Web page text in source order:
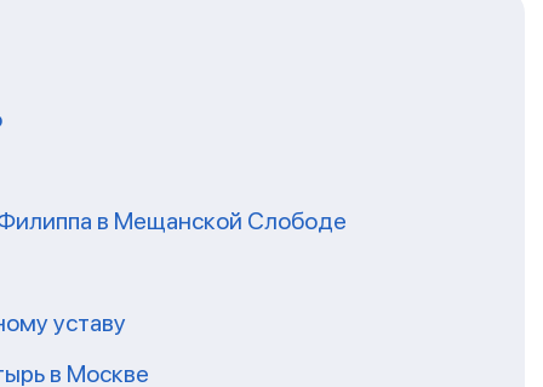
в Мещанской Слободе
уставу
в Москве